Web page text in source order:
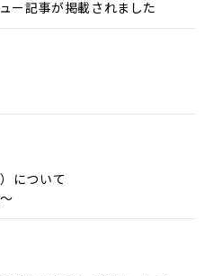
ー記事が掲載されました
について